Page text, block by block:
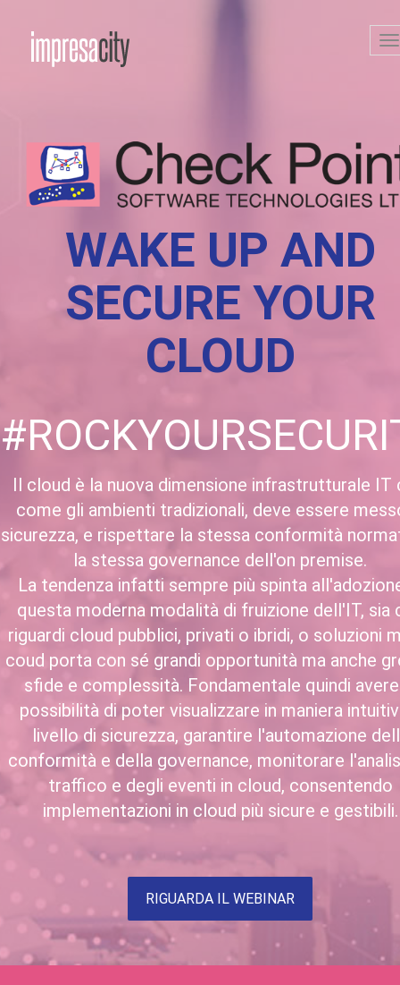
WAKE UP AND
SECURE YOUR
CLOUD
Il cloud è la nuova dimensione infrastrutturale IT
come gli ambienti tradizionali, deve essere
sicurezza, e rispettare la stessa conformità
la stessa governance dell'on premise.
La tendenza infatti sempre più spinta
questa moderna modalità di fruizione dell'IT, sia
riguardi cloud pubblici, privati o ibridi, o soluzioni
coud porta con sé grandi opportunità ma anche
sfide e complessità. Fondamentale quindi
possibilità di poter visualizzare in maniera
livello di sicurezza, garantire l'automazione
conformità e della governance, monitorare
traffico e degli eventi in cloud, consentendo
implementazioni in cloud più sicure e gestibili.
RIGUARDA IL WEBINAR